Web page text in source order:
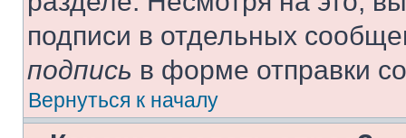
подписи в отдельных
подпись в форме отправки
Вернуться к началу